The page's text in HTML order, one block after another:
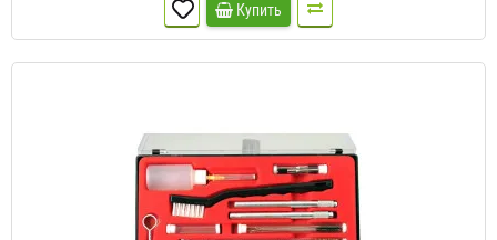
Купить